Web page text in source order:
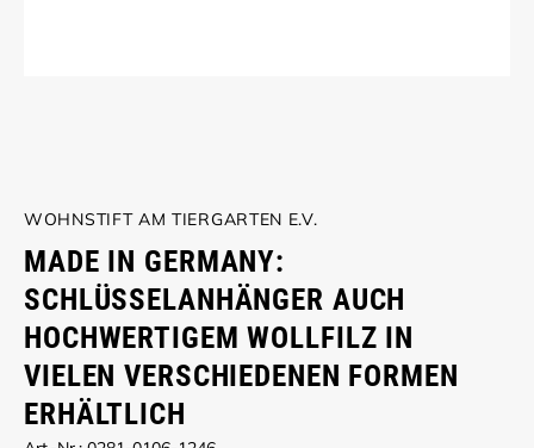
WOHNSTIFT AM TIERGARTEN E.V.
MADE IN GERMANY:
SCHLÜSSELANHÄNGER AUCH
HOCHWERTIGEM WOLLFILZ IN
VIELEN VERSCHIEDENEN FORMEN
ERHÄLTLICH